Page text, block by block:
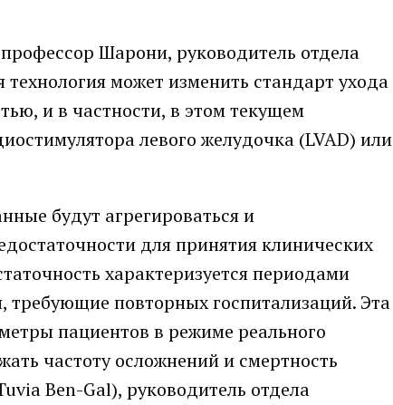
Шарони, руководитель отдела
может изменить стандарт ухода
и в частности, в этом текущем
левого желудочка (LVAD) или
будут агрегироваться и
для принятия клинических
характеризуется периодами
повторных госпитализаций. Эта
пациентов в режиме реального
частоту осложнений и смертность
Ben-Gal), руководитель отдела